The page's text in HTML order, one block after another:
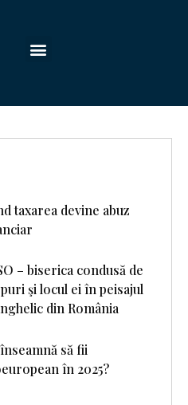
taxarea devine abuz
– biserica condusă de
şi locul ei în peisajul
din România
să fii
în 2025?